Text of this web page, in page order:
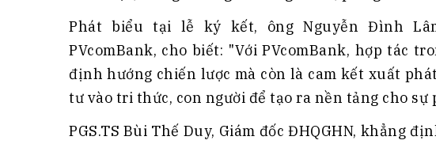
Phát biểu tại lễ ký kết, ông Nguyễn Đình
PVcomBank, cho biết: "Với PVcomBank, hợp tác
định hướng chiến lược mà còn là cam kết xuất
tư vào tri thức, con người để tạo ra nền tảng cho
PGS.TS Bùi Thế Duy, Giám đốc ĐHQGHN, khẳng